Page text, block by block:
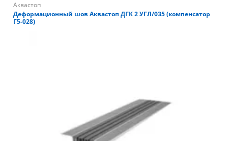
Аквастоп
Деформационный шов Аквастоп ДГК 2 УГЛ/035 (компенсатор
Г5-028)